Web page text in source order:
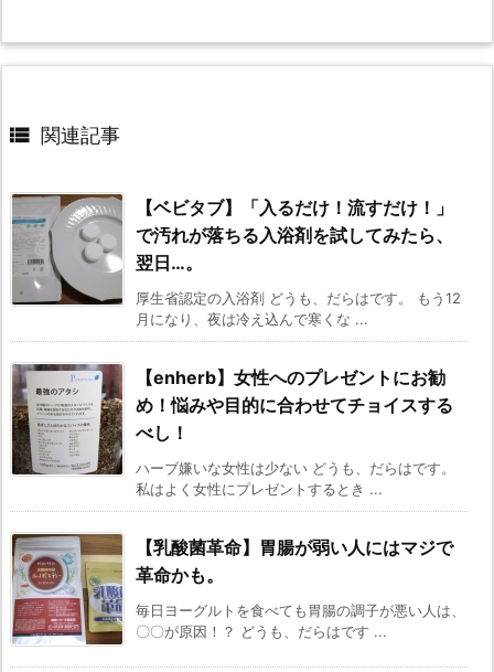
 関連記事
【ベビタブ】「入るだけ！流すだけ！」
で汚れが落ちる入浴剤を試してみたら、
翌日…。
厚生省認定の入浴剤 どうも、だらはです。 もう12
月になり、夜は冷え込んで寒くな ...
【enherb】女性へのプレゼントにお勧
め！悩みや目的に合わせてチョイスする
べし！
ハーブ嫌いな女性は少ない どうも、だらはです。
私はよく女性にプレゼントするとき ...
【乳酸菌革命】胃腸が弱い人にはマジで
革命かも。
毎日ヨーグルトを食べても胃腸の調子が悪い人は、
〇〇が原因！？ どうも、だらはです ...